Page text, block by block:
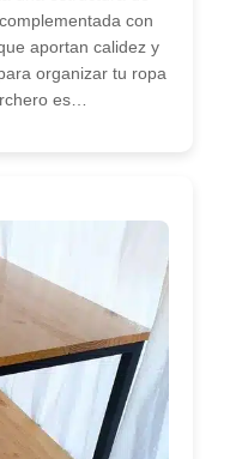
con
aportan calidez y
organizar tu ropa
es…